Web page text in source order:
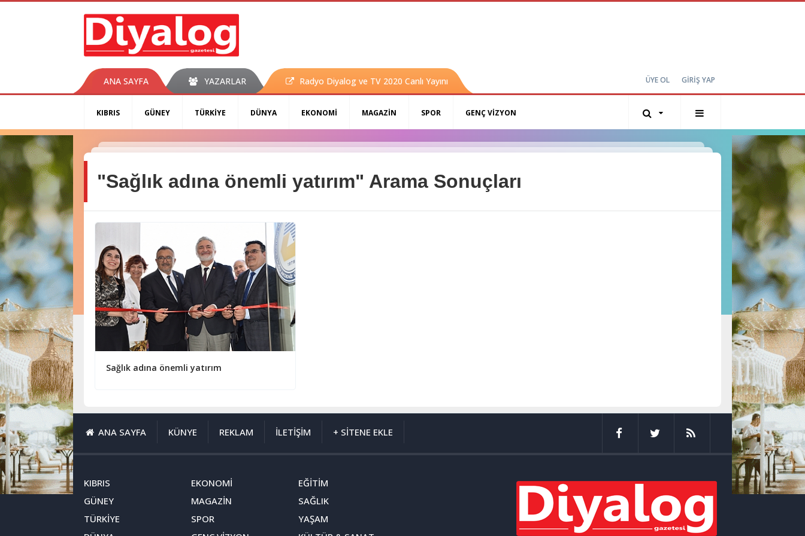
ANA SAYFA YAZARLAR Radyo Diyalog ve TV 2020 Canlı Yayını ÜYE OL GİRİŞ YAP
KIBRIS GÜNEY TÜRKİYE DÜNYA EKONOMİ MAGAZİN SPOR GENÇ VİZYON
"Sağlık adına önemli yatırım" Arama Sonuçları
Sağlık adına önemli yatırım
ANA SAYFA KÜNYE REKLAM İLETİŞİM + SİTENE EKLE
KIBRIS
GÜNEY
TÜRKİYE
EKONOMİ
MAGAZİN
SPOR
EĞİTİM
SAĞLIK
YAŞAM